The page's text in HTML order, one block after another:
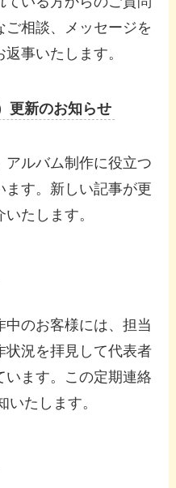
相談、メッセージを
事いたします。
更新のお知らせ
アルバム制作に役立つ
ます。新しい記事が更
たします。
のお客様には、担当
状況を拝見して代表者
います。この定期連絡
いたします。